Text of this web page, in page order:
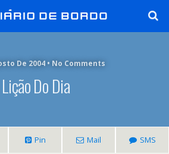
De 2004 • No Comments
Lição Do Dia
Pin Mail SMS